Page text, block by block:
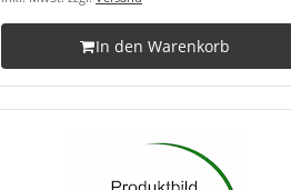
In den Warenkorb